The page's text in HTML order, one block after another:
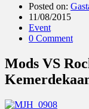
Posted on:
11/08/2015
Event
0 Comment
Mods VS